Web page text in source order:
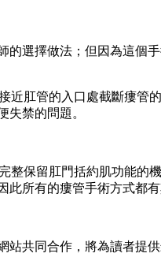
選擇做法；但因為這個
肛管的入口處截斷瘻管
禁的問題。
保留肛門括約肌功能的
所有的瘻管手術方式都有
共同合作，將為讀者提